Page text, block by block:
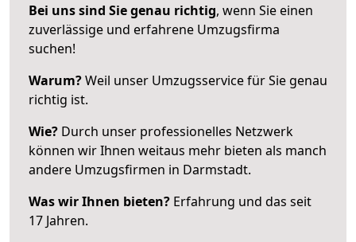
Bei uns sind Sie genau richtig, wenn Sie einen
zuverlässige und erfahrene Umzugsfirma
suchen!
Warum?Weil unser Umzugsservice für Sie genau
richtig ist.
Wie? Durch unser professionelles Netzwerk
können wir Ihnen weitaus mehr bieten als manch
andere Umzugsfirmen in Darmstadt.
Was wir Ihnen bieten? Erfahrung und das seit
17 Jahren.